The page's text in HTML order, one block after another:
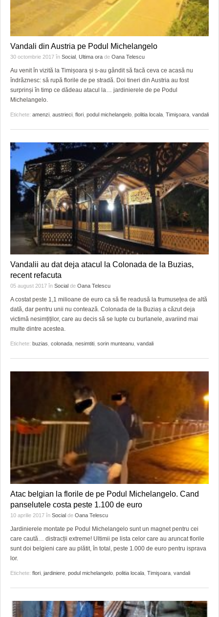
Vandali din Austria pe Podul Michelangelo
30 octombrie 2017 în Social Ultima ora de Oana Telescu
Au venit în vizită la Timișoara și s-au gândit să facă ceva ce acasă nu
îndrăznesc: să rupă florile de pe stradă. Doi tineri din Austria au fost
surprinși în timp ce dădeau atacul la… jardinierele de pe Podul
Michelangelo.
Etichete: amenzi austrieci flori podul michelangelo politia locala Timişoara vandali
Vandalii au dat deja atacul la Colonada de la Buzias,
recent refacuta
05 august 2017 în Social de Oana Telescu
A costat peste 1,1 milioane de euro ca să fie readusă la frumusețea de altă
dată, dar pentru unii nu contează. Colonada de la Buziaș a căzut deja
victimă nesimțiților, care au decis să se lupte cu burlanele, avariind mai
multe dintre acestea.
Etichete: buzias colonada nesimtiti sorin munteanu vandali
Atac belgian la florile de pe Podul Michelangelo. Cand
panselutele costa peste 1.100 de euro
10 aprilie 2017 în Social de Oana Telescu
Jardinierele montate pe Podul Michelangelo sunt un magnet pentru cei
care caută… distracții extreme! Ultimii pe lista celor care au aruncat florile
sunt doi belgieni care au plătit, în total, peste 1.000 de euro pentru isprava
lor.
Etichete: flori jardiniere podul michelangelo politia locala Timişoara vandali